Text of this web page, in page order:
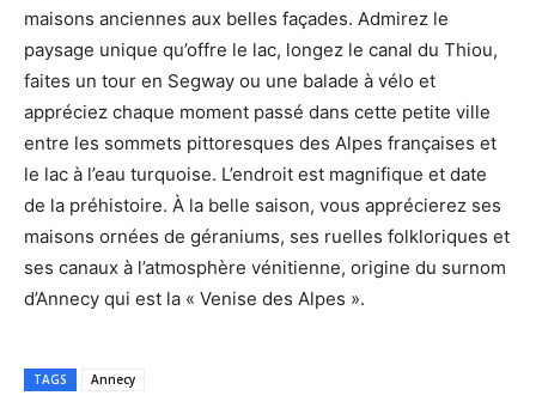
maisons anciennes aux belles façades. Admirez le
paysage unique qu’offre le lac, longez le canal du Thiou,
faites un tour en Segway ou une balade à vélo et
appréciez chaque moment passé dans cette petite ville
entre les sommets pittoresques des Alpes françaises et
le lac à l’eau turquoise. L’endroit est magnifique et date
de la préhistoire. À la belle saison, vous apprécierez ses
maisons ornées de géraniums, ses ruelles folkloriques et
ses canaux à l’atmosphère vénitienne, origine du surnom
d’Annecy qui est la « Venise des Alpes ».
TAGS Annecy